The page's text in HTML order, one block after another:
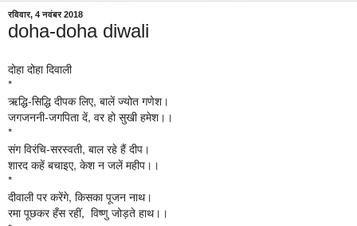
रविवार, 4 नवंबर 2018
doha-doha diwali
दोहा दोहा दिवाली
*
ऋद्धि-सिद्धि दीपक लिए, बालें ज्योत गणेश।
जगजननी-जगपिता दें, वर हो सुखी हमेश।।
*
संग विरंचि-सरस्वती, बाल रहे हैं दीप।
शारद कहें बचाइए, केश न जलें महीप।।
*
दीवाली पर करेंगे, किसका पूजन नाथ।
रमा पूछकर हँस रहीं,  विष्णु जोड़ते हाथ।।